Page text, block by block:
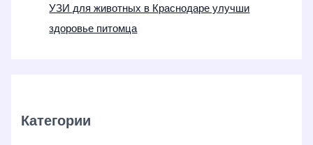
УЗИ для животных в Краснодаре улучши
здоровье питомца
Категории